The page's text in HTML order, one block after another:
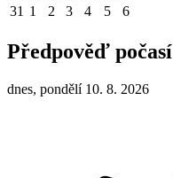
31 1 2 3 4 5 6
Předpověď počasí
dnes, pondělí 10. 8. 2026